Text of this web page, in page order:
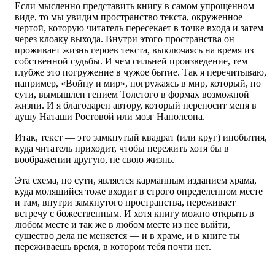
Если мысленно представить книгу в самом упрощенном
виде, то мы увидим пространство текста, окруженное
чертой, которую читатель пересекает в точке входа и затем
через клоаку выхода. Внутри этого пространства он
проживает жизнь героев текста, выключаясь на время из
собственной судьбы. И чем сильней произведение, тем
глубже это погружение в чужое бытие. Так я перечитываю,
например, «Войну и мир», погружаясь в мир, который, по
сути, вымышлен гением Толстого в формах возможной
жизни. И я благодарен автору, который переносит меня в
душу Наташи Ростовой или мозг Наполеона.
Итак, текст — это замкнутый квадрат (или круг) инобытия,
куда читатель приходит, чтобы пережить хотя бы в
воображении другую, не свою жизнь.
Эта схема, по сути, является карманным изданием храма,
куда молящийся тоже входит в строго определенном месте
и там, внутри замкнутого пространства, переживает
встречу с божественным. И хотя книгу можно открыть в
любом месте и так же в любом месте из нее выйти,
существо дела не меняется — и в храме, и в книге ты
переживаешь время, в котором тебя почти нет.